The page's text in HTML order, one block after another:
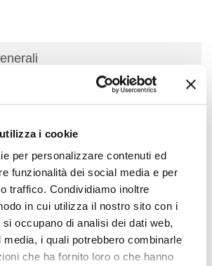
i cookie
per personalizzare contenuti ed
funzionalità dei social media e per
traffico. Condividiamo inoltre
in cui utilizza il nostro sito con i
occupano di analisi dei dati web,
media, i quali potrebbero combinarle
che ha fornito loro o che hanno